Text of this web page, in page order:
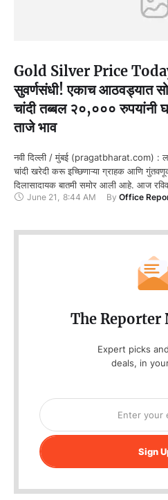
Gold Silver Price
सुवर्णसंधी! एकाच आठवड्यात
चांदी तब्बल २०,०००
ताजे भाव
नवी दिल्ली / मुंबई (pragatbharat.com) :
चांदी खरेदी करू इच्छिणाऱ्या ग्राहक आणि
दिलासादायक बातमी समोर आली आहे. आज
June 21 8:44 AM By Office
The Reporter
Expert picks
deals, in
Sign